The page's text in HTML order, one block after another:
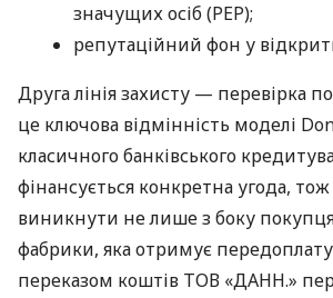
значущих осіб (PEP);
репутаційний фон у
Друга лінія захисту — перевірка
це ключова відмінність моделі
класичного банківського
фінансується конкретна угода,
виникнути не лише з боку
фабрики, яка отримує
переказом коштів ТОВ «ДАНН.»